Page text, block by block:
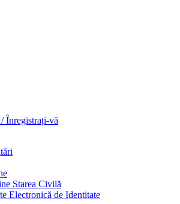
Înregistrați-vă
Starea Civilă
Electronică de Identitate